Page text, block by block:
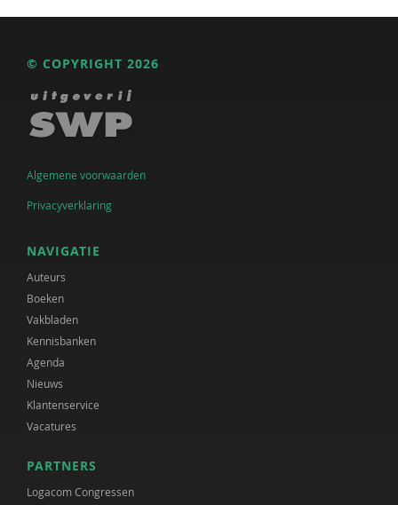
© COPYRIGHT 2026
Algemene voorwaarden
Privacyverklaring
NAVIGATIE
Auteurs
Boeken
Vakbladen
Kennisbanken
Agenda
Nieuws
Klantenservice
Vacatures
PARTNERS
Logacom Congressen